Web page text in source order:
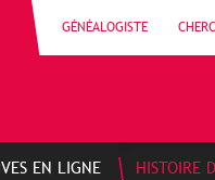
GÉNÉALOGISTE
EN LIGNE HISTOIRE